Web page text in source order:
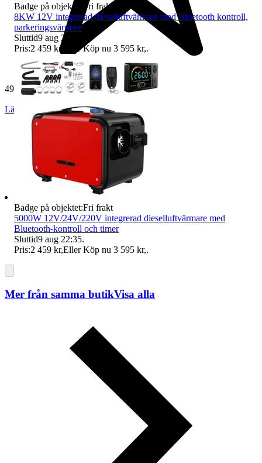
499 omdömen
Läs omdömen Följ
Badge på objektet:
Fri frakt
8KW 12V integrerad dieselluftvärmare med Bluetooth kontroll,
parkeringsvärmare
Sluttid9 aug 22:35
Pris:2 459 kr Eller Köp nu 3 595 kr,.
Badge på objektet:Fri frakt
5000W 12V/24V/220V integrerad dieselluftvärmare med
Bluetooth-kontroll och timer
Sluttid9 aug 22:35.
Pris:2 459 kr,Eller Köp nu 3 595 kr,.
Mer från samma butikVisa alla